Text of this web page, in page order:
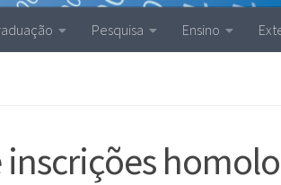
Pesquisa Ensino
inscrições